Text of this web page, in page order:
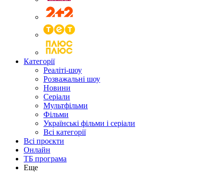
Категорії
Реаліті-шоу
Розважальні шоу
Новини
Серіали
Мультфільми
Фільми
Українські фільми і серіали
Всі категорії
Всі проєкти
Онлайн
ТБ програма
Еще